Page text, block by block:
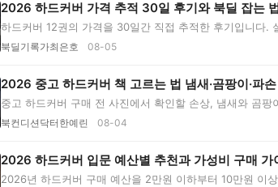
2026 하드커버 가격 추적 30일 후기와 북딜 잡는
하드커버 12권의 가격을 30일간 직접 추적한 후기입니다.
북딜기록가최은호 08-05
2026 중고 하드커버 책 고르는 법 냄새·곰팡이·파
중고 하드커버 구매 전 사진에서 확인할 손상, 냄새와 곰팡
북컨디션닥터한예린 08-04
2026 하드커버 입문 예산별 추천과 가성비 구매 가
2026년 하드커버 구매 예산을 2만원 이하부터 10만원 이